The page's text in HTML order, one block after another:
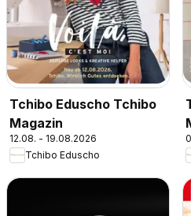
Tchibo Eduscho Tchibo
Magazin
12.08. - 19.08.2026
Tchibo Eduscho